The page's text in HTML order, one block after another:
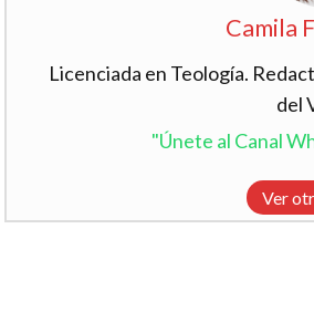
Camila
Licenciada en Teología.
del
"Únete al Canal
Ver